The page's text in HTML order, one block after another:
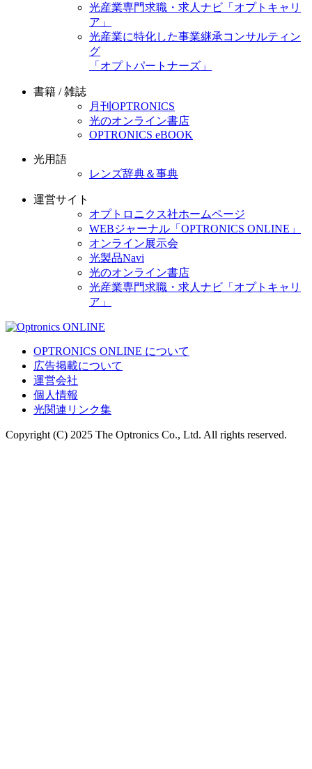
光産業専門求職・求人ナビ「オプトキャリ
ア」
光産業に特化した事業継承コンサルティン
グ
「オプトパートナーズ」
書籍 / 雑誌
月刊OPTRONICS
光のオンライン書店
OPTRONICS eBOOK
光用語
レンズ辞典＆事典
運営サイト
オプトロニクス社ホームページ
WEBジャーナル「OPTRONICS ONLINE」
オンライン展示会
光製品Navi
光のオンライン書店
光産業専門求職・求人ナビ「オプトキャリ
ア」
OPTRONICS ONLINE について
広告掲載について
運営会社
個人情報
光関連リンク集
Copyright (C) 2025 The Optronics Co., Ltd. All rights reserved.